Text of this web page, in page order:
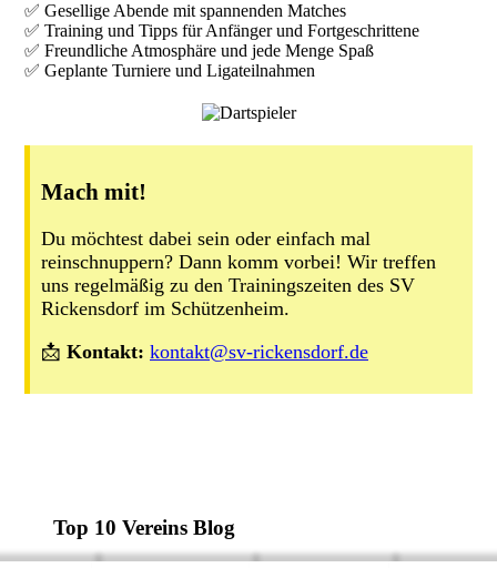
✅ Gesellige Abende mit spannenden Matches
✅ Training und Tipps für Anfänger und Fortgeschrittene
✅ Freundliche Atmosphäre und jede Menge Spaß
✅ Geplante Turniere und Ligateilnahmen
Mach mit!
Du möchtest dabei sein oder einfach mal
reinschnuppern? Dann komm vorbei! Wir treffen
uns regelmäßig zu den Trainingszeiten des SV
Rickensdorf im Schützenheim.
📩 Kontakt: kontakt@sv-rickensdorf.de
Top 10 Vereins Blog